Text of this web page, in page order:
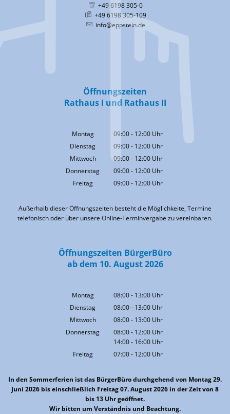
+49 6198 305-0
+49 6198 305-109
info@eppstein.de
Öffnungszeiten
Rathaus I und Rathaus II
Montag 09:00- 12:00 Uhr
Von 09:00 bis 12:00 Uhr
Dienstag 09:00- 12:00 Uhr
Von 09:00 bis 12:00 Uhr
Mittwoch 09:00- 12:00 Uhr
Von 09:00 bis 12:00 Uhr
Donnerstag 09:00- 12:00 Uhr
Von 09:00 bis 12:00 Uhr
Freitag 09:00- 12:00 Uhr
Außerhalb dieser Öffnungszeiten besteht die Möglichkeite, Termine
telefonisch oder über unsere Online-Terminvergabe zu vereinbaren.
Öffnungszeiten BürgerBüro
ab dem 10. August 2026
Montag 08:00- 13:00 Uhr
Von 08:00 bis 13:00 Uhr
Dienstag 08:00- 13:00 Uhr
Von 08:00 bis 13:00 Uhr
Mittwoch 08:00- 13:00 Uhr
Von 08:00 bis 13:00 Uhr
Donnerstag 08:00- 12:00 Uhr
Von 08:00 bis 12:00 Uhr
14:00- 16:00 Uhr
Von 14:00 bis 16:00 Uhr
Freitag 07:00- 12:00 Uhr
In den Sommerferien ist das BürgerBüro durchgehend von Montag 29.
Juni 2026 bis einschließlich Freitag 07. August 2026 in der Zeit von 8
bis 13 Uhr geöffnet.
Wir bitten um Verständnis und Beachtung.